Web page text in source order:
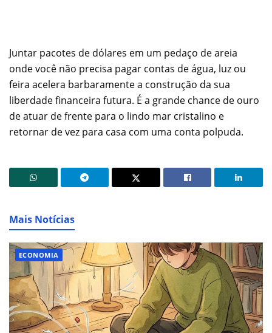
Juntar pacotes de dólares em um pedaço de areia
onde você não precisa pagar contas de água, luz ou
feira acelera barbaramente a construção da sua
liberdade financeira futura. É a grande chance de ouro
de atuar de frente para o lindo mar cristalino e
retornar de vez para casa com uma conta polpuda.
Mais Notícias
ECONOMIA